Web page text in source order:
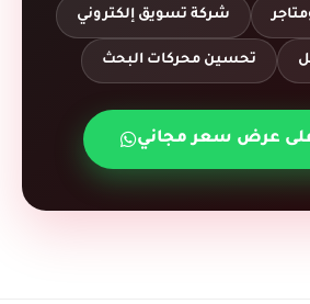
شركة تسويق إلكتروني
تحسين محركات البحث
عرض سعر مجاني